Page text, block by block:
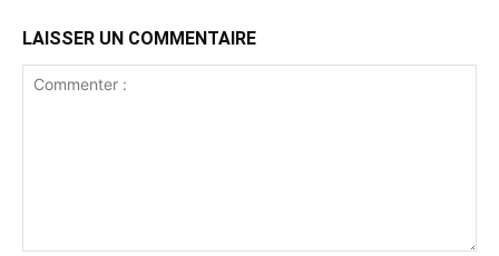
LAISSER UN COMMENTAIRE